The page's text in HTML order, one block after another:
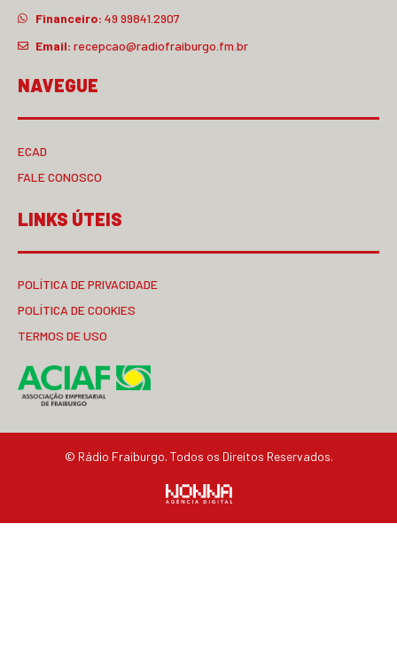
Financeiro: 49 99841.2907
Email: recepcao@radiofraiburgo.fm.br
NAVEGUE
ECAD
FALE CONOSCO
LINKS ÚTEIS
POLÍTICA DE PRIVACIDADE
POLÍTICA DE COOKIES
TERMOS DE USO
© Rádio Fraiburgo. Todos os Direitos Reservados.